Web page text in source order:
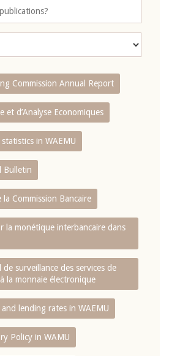
Commission Annual Report
et d’Analyse Economiques
in WAEMU
Bulletin
Commission Bancaire
la monétique interbancaire dans
surveillance des services de
la monnaie électronique
lending rates in WAEMU
Policy in WAMU